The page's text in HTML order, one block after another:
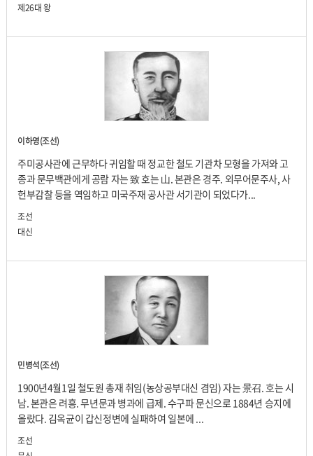
제26대 왕
이하영(조선)
주미공사관에 근무하다 귀임할 때 정교한 철도 기관차 모형을 가져와 고
종과 문무백관에게 공람 자는 致 호는 山. 본관은 경주. 외무어문주사, 사
헌부감찰 등을 역임하고 미국주재 공사관 서기관이 되었다가...
조선
대신
민병석(조선)
1900년4월1일 철도원 총재 취임(농상공부대신 겸임) 자는 景召. 호는 시
남. 본관은 려흥. 무년문과 병과에 급제. 수구파 문신으로 1884년 승지에
올랐다. 김옥균이 갑신정변에 실패하여 일본에 ...
조선